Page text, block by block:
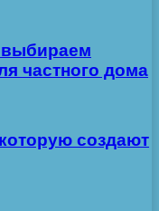
выбираем
частного дома
создают